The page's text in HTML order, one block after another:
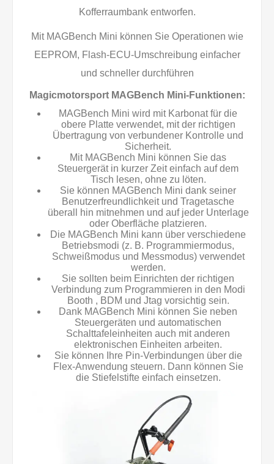
Kofferraumbank entworfen.
Mit MAGBench Mini können Sie Operationen wie
EEPROM, Flash-ECU-Umschreibung einfacher
und schneller durchführen
Magicmotorsport MAGBench Mini-Funktionen:
MAGBench Mini wird mit Karbonat für die
obere Platte verwendet, mit der richtigen
Übertragung von verbundener Kontrolle und
Sicherheit.
Mit MAGBench Mini können Sie das
Steuergerät in kurzer Zeit einfach auf dem
Tisch lesen, ohne zu löten.
Sie können MAGBench Mini dank seiner
Benutzerfreundlichkeit und Tragetasche
überall hin mitnehmen und auf jeder Unterlage
oder Oberfläche platzieren.
Die MAGBench Mini kann über verschiedene
Betriebsmodi (z. B. Programmiermodus,
Schweißmodus und Messmodus) verwendet
werden.
Sie sollten beim Einrichten der richtigen
Verbindung zum Programmieren in den Modi
Booth , BDM und Jtag vorsichtig sein.
Dank MAGBench Mini können Sie neben
Steuergeräten und automatischen
Schalttafeleinheiten auch mit anderen
elektronischen Einheiten arbeiten.
Sie können Ihre Pin-Verbindungen über die
Flex-Anwendung steuern. Dann können Sie
die Stiefelstifte einfach einsetzen.